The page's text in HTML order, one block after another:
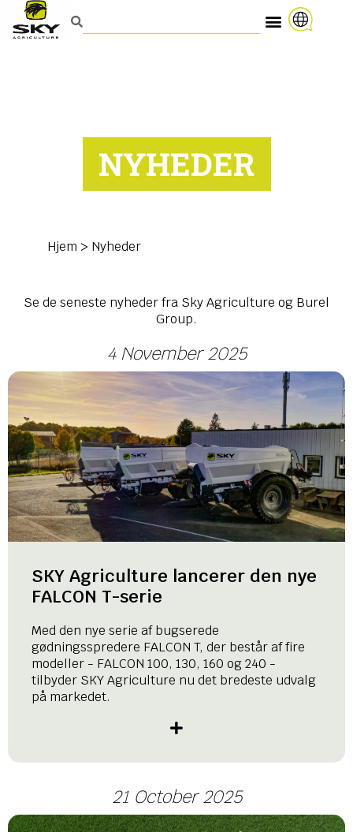
NYHEDER
Hjem > Nyheder
Se de seneste nyheder fra Sky Agriculture og Burel
Group.
4 November 2025
SKY Agriculture lancerer den nye
FALCON T-serie
Med den nye serie af bugserede
gødningsspredere FALCON T, der består af fire
modeller - FALCON 100, 130, 160 og 240 -
tilbyder SKY Agriculture nu det bredeste udvalg
på markedet.
21 October 2025